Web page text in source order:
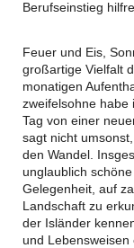
Berufseinstieg
Feuer und Eis,
großartige Vielfalt
monatigen
zweifelsohne habe
Tag von einer
sagt nicht
den Wandel.
unglaublich
Gelegenheit, auf
Landschaft zu
der Isländer
und